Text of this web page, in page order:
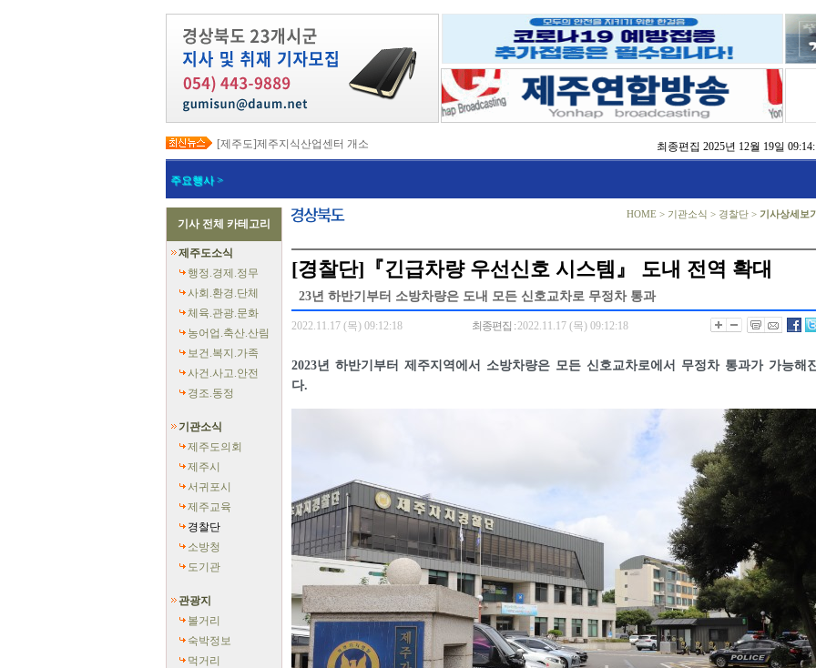
[제주도]제주지식산업센터 개소
[제주도]택배노동자 안전 강화와 이동노동자 쉼터 확충 추진
[제주도]지방상수도 현대화로 유수율 89% 달성…누수 저감 전국 1위
[제주도]전국 재난응급의료 종합훈련대회 ‘도상훈련’ 부문 최우수상 수상
[제주도]‘도민과 함께 만드는 더 안전한 제주’ 토론회 개최
[제주도]지자체 정보통신 우수사례 발표대회서 행안부 장관상 수상
[제주도]한림 자두 ‘프룬’ 첫 출하
[제주도]2026년 핵심사업 국비 265억 건의… 가파도 탄소중립·BRT·스마트가공센터 추진
[제주도]전 도민 소비쿠폰 지급 총력
최종편집 2025년 12월 19일
주요행사 >
기사 전체 카테고리
제주도소식
행정.경제.정무
사회.환경.단체
체육.관광.문화
농어업.축산.산림
보건.복지.가족
사건.사고.안전
경조.동정
기관소식
제주도의회
제주시
서귀포시
제주교육
경찰단
소방청
도기관
관광지
볼거리
숙박정보
먹거리
HOME > 기관소식 > 경찰단 > 기사상세보
[경찰단]『긴급차량 우선신호 시스템』 도내 전역 확대
23년 하반기부터 소방차량은 도내 모든 신호교차로 무정차 통과
2022.11.17 (목) 09:12:18 최종편집 :2022.11.17 (목) 09:12:18
2023년 하반기부터 제주지역에서 소방차량은 모든 신호교차로에서 무정차 통과가 가능해
다.